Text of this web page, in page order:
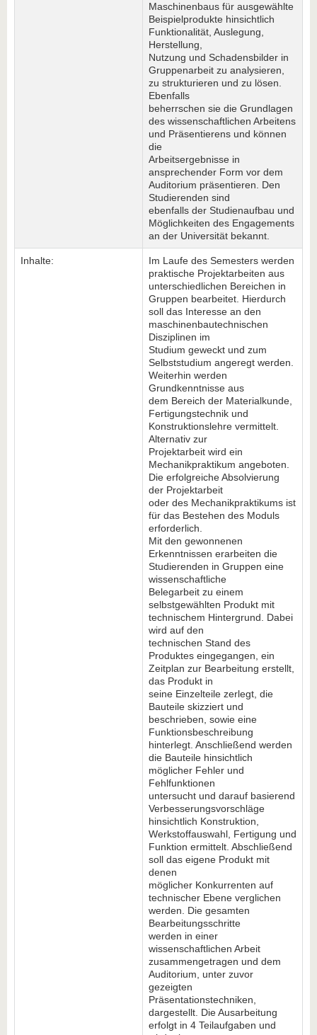
Maschinenbaus für ausgewählte
Beispielprodukte hinsichtlich
Funktionalität, Auslegung,
Herstellung,
Nutzung und Schadensbilder in
Gruppenarbeit zu analysieren,
zu strukturieren und zu lösen.
Ebenfalls
beherrschen sie die Grundlagen
des wissenschaftlichen Arbeitens
und Präsentierens und können
die
Arbeitsergebnisse in
ansprechender Form vor dem
Auditorium präsentieren. Den
Studierenden sind
ebenfalls der Studienaufbau und
Möglichkeiten des Engagements
an der Universität bekannt.
Inhalte:
Im Laufe des Semesters werden
praktische Projektarbeiten aus
unterschiedlichen Bereichen in
Gruppen bearbeitet. Hierdurch
soll das Interesse an den
maschinenbautechnischen
Disziplinen im
Studium geweckt und zum
Selbststudium angeregt werden.
Weiterhin werden
Grundkenntnisse aus
dem Bereich der Materialkunde,
Fertigungstechnik und
Konstruktionslehre vermittelt.
Alternativ zur
Projektarbeit wird ein
Mechanikpraktikum angeboten.
Die erfolgreiche Absolvierung
der Projektarbeit
oder des Mechanikpraktikums ist
für das Bestehen des Moduls
erforderlich.
Mit den gewonnenen
Erkenntnissen erarbeiten die
Studierenden in Gruppen eine
wissenschaftliche
Belegarbeit zu einem
selbstgewählten Produkt mit
technischem Hintergrund. Dabei
wird auf den
technischen Stand des
Produktes eingegangen, ein
Zeitplan zur Bearbeitung erstellt,
das Produkt in
seine Einzelteile zerlegt, die
Bauteile skizziert und
beschrieben, sowie eine
Funktionsbeschreibung
hinterlegt. Anschließend werden
die Bauteile hinsichtlich
möglicher Fehler und
Fehlfunktionen
untersucht und darauf basierend
Verbesserungsvorschläge
hinsichtlich Konstruktion,
Werkstoffauswahl, Fertigung und
Funktion ermittelt. Abschließend
soll das eigene Produkt mit
denen
möglicher Konkurrenten auf
technischer Ebene verglichen
werden. Die gesamten
Bearbeitungsschritte
werden in einer
wissenschaftlichen Arbeit
zusammengetragen und dem
Auditorium, unter zuvor
gezeigten
Präsentationstechniken,
dargestellt. Die Ausarbeitung
erfolgt in 4 Teilaufgaben und